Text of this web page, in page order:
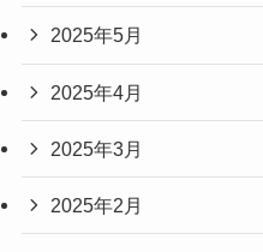
2025年5月
2025年4月
2025年3月
2025年2月